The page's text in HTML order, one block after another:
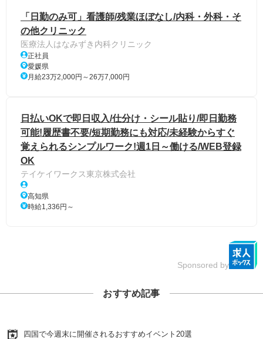
「日勤のみ可」看護師/残業ほぼなし/内科・外科・そ
の他クリニック
医療法人はなみずき内科クリニック
正社員
愛媛県
月給23万2,000円～26万7,000円
日払いOKで即日収入/仕分け・シール貼り/即日勤務
可能!履歴書不要/短期勤務にも対応/未経験からすぐ
覚えられるシンプルワーク!週1日～働ける/WEB登録
OK
テイケイワークス東京株式会社
高知県
時給1,336円～
Sponsored by
おすすめ記事
四国で今週末に開催されるおすすめイベント20選